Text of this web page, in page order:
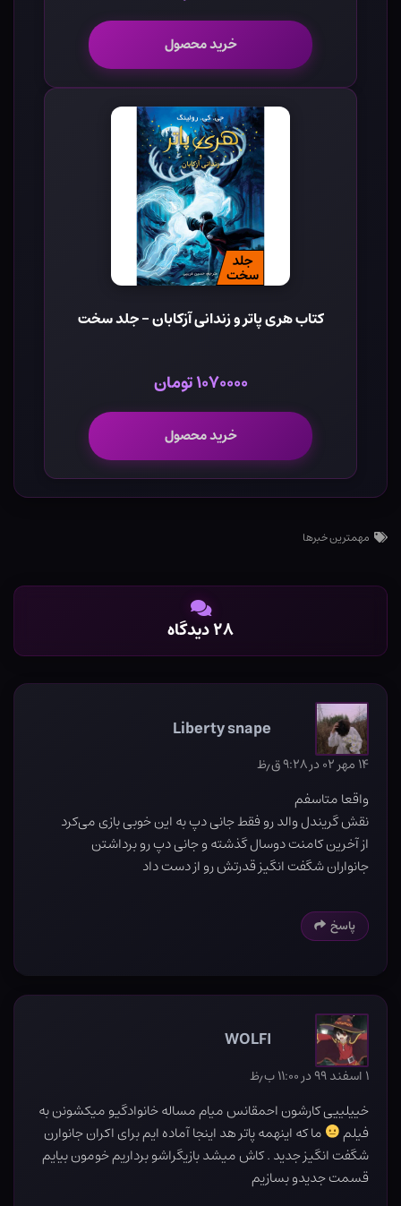
خرید محصول
کتاب هری پاتر و زندانی آزکابان - جلد سخت
۱۰۷۰۰۰۰ تومان
خرید محصول
مهمترین خبرها
۲۸ دیدگاه
Liberty snape
۱۴ مهر ۰۲ در ۹:۲۸ ق٫ظ
واقعا متاسفم
نقش گریندل والد رو فقط جانی دپ به این خوبی بازی می‌کرد
از آخرین کامنت دوسال گذشته و جانی دپ رو برداشتن
جانواران شگفت انگیز قدرتش رو از دست داد
پاسخ
WOLFI
۱ اسفند ۹۹ در ۱۱:۰۰ ب٫ظ
خییلییی کارشون احمقانس میام مساله خانوادگیو میکشونن به
فیلم
ما که اینهمه پاتر هد اینجا آماده ایم برای اکران جانوارن
شگفت انگیز جدید . کاش میشد بازیگراشو برداریم خومون بیایم
قسمت جدیدو بسازیم